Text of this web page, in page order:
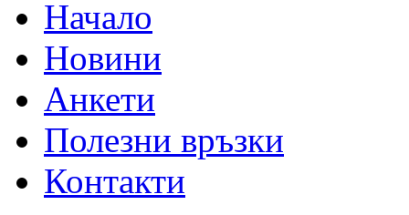
Начало
Новини
Анкети
Полезни връзки
Контакти